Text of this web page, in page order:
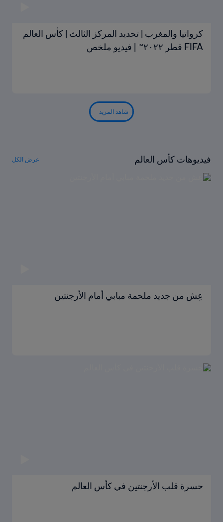
كرواتيا والمغرب | تحديد المركز الثالث | كأس العالم
FIFA قطر ٢٠٢٢™ | فيديو ملخص
شاهد المزيد
فيديوهات كأس العالم عرض الكل
عِش من جديد ملحمة مبابي أمام الأرجنتين
حسرة قلب الأرجنتين في كأس العالم